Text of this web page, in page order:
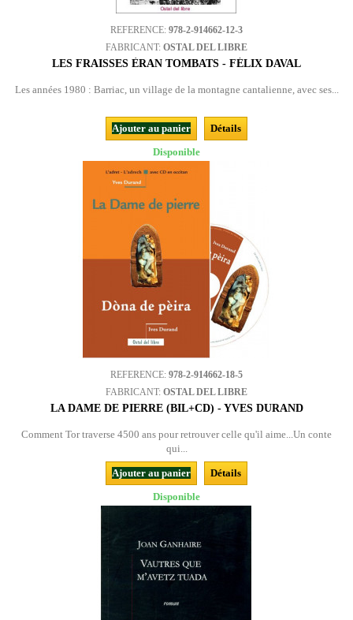
REFERENCE: 978-2-914662-12-3
FABRICANT: OSTAL DEL LIBRE
LES FRAISSES ÈRAN TOMBATS - FÉLIX DAVAL
Les années 1980 : Barriac, un village de la montagne cantalienne, avec ses...
Ajouter au panier
Détails
Disponible
REFERENCE: 978-2-914662-18-5
FABRICANT: OSTAL DEL LIBRE
LA DAME DE PIERRE (BIL+CD) - YVES DURAND
Comment Tor traverse 4500 ans pour retrouver celle qu'il aime...Un conte
qui...
Ajouter au panier
Détails
Disponible